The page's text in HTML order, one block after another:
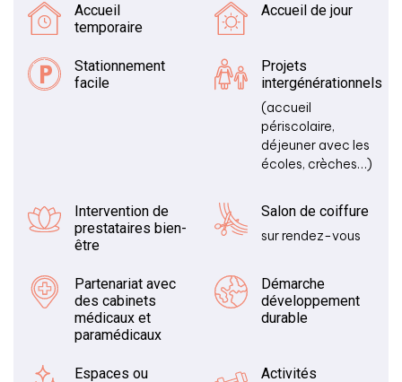
Accueil
temporaire
Accueil de jour
Stationnement
facile
Projets
intergénérationnels
(accueil
périscolaire,
déjeuner avec les
écoles, crèches…)
Intervention de
prestataires bien-
être
Salon de coiffure
sur rendez-vous
Partenariat avec
des cabinets
médicaux et
paramédicaux
Démarche
développement
durable
Espaces ou
Activités